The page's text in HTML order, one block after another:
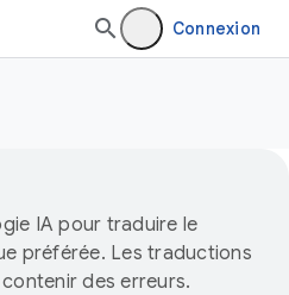
Connexion
IA pour traduire le
préférée. Les traductions
des erreurs.